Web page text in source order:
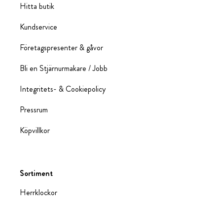
Hitta butik
Kundservice
Företagspresenter & gåvor
Bli en Stjärnurmakare / Jobb
Integritets- & Cookiepolicy
Pressrum
Köpvillkor
Sortiment
Herrklockor